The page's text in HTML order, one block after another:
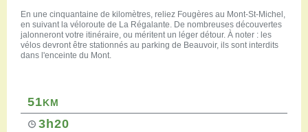
En une cinquantaine de kilomètres, reliez Fougères au Mont-St-Michel,
en suivant la véloroute de La Régalante. De nombreuses découvertes
jalonneront votre itinéraire, ou méritent un léger détour. À noter : les
vélos devront être stationnés au parking de Beauvoir, ils sont interdits
dans l'enceinte du Mont.
51KM
3h20